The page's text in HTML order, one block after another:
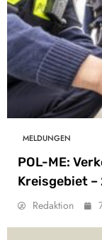
MELDUNGEN
POL-ME:
Kreisgebiet –
Redaktion